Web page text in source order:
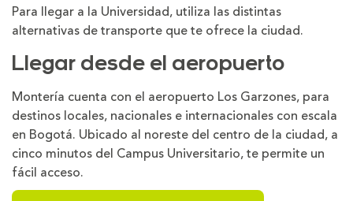
Para llegar a la Universidad, utiliza las distintas
alternativas de transporte que te ofrece la ciudad.
Llegar desde el aeropuerto
Montería cuenta con el aeropuerto Los Garzones, para
destinos locales, nacionales e internacionales con escala
en Bogotá. Ubicado al noreste del centro de la ciudad, a
cinco minutos del Campus Universitario, te permite un
fácil acceso.